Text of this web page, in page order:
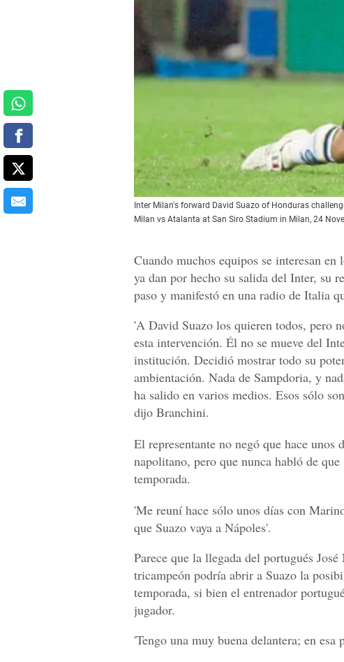
Inter Milan's forward David Suazo of Honduras
Milan vs Atalanta at San Siro Stadium in Milan, 24
Cuando muchos equipos se interesan
ya dan por hecho su salida del Inter, su
paso y manifestó en una radio de Italia
'A David Suazo los quieren todos, pero
esta intervención. Él no se mueve del
institución. Decidió mostrar todo su
ambientación. Nada de Sampdoria, y
ha salido en varios medios. Esos sólo
dijo Branchini.
El representante no negó que hace
napolitano, pero que nunca habló de
temporada.
'Me reuní hace sólo unos días con
que Suazo vaya a Nápoles'.
Parece que la llegada del portugués
tricampeón podría abrir a Suazo la
temporada, si bien el entrenador
jugador.
'Tengo una muy buena delantera; en